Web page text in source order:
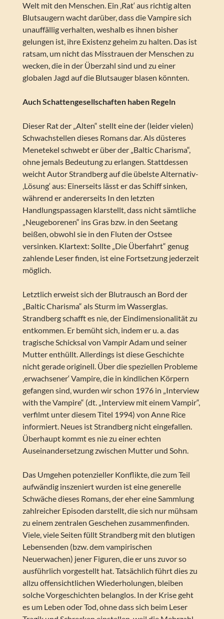
Welt mit den Menschen. Ein ‚Rat‘ aus richtig alten
Blutsaugern wacht darüber, dass die Vampire sich
unauffällig verhalten, weshalb es ihnen bisher
gelungen ist, ihre Existenz geheim zu halten. Das ist
ratsam, um nicht das Misstrauen der Menschen zu
wecken, die in der Überzahl sind und zu einer
globalen Jagd auf die Blutsauger blasen könnten.
Auch Schattengesellschaften haben Regeln
Dieser Rat der „Alten“ stellt eine der (leider vielen)
Schwachstellen dieses Romans dar. Als düsteres
Menetekel schwebt er über der „Baltic Charisma“,
ohne jemals Bedeutung zu erlangen. Stattdessen
weicht Autor Strandberg auf die übelste Alternativ-
‚Lösung‘ aus: Einerseits lässt er das Schiff sinken,
während er andererseits In den letzten
Handlungspassagen klarstellt, dass nicht sämtliche
„Neugeborenen“ ins Gras bzw. in den Seetang
beißen, obwohl sie in den Fluten der Ostsee
versinken. Klartext: Sollte „Die Überfahrt“ genug
zahlende Leser finden, ist eine Fortsetzung jederzeit
möglich.
Letztlich erweist sich der Blutrausch an Bord der
„Baltic Charisma“ als Sturm im Wasserglas.
Strandberg schafft es nie, der Eindimensionalität zu
entkommen. Er bemüht sich, indem er u. a. das
tragische Schicksal von Vampir Adam und seiner
Mutter enthüllt. Allerdings ist diese Geschichte
nicht gerade originell. Über die speziellen Probleme
‚erwachsener‘ Vampire, die in kindlichen Körpern
gefangen sind, wurden wir schon 1976 in „Interview
with the Vampire“ (dt. „Interview mit einem Vampir“,
verfilmt unter diesem Titel 1994) von Anne Rice
informiert. Neues ist Strandberg nicht eingefallen.
Überhaupt kommt es nie zu einer echten
Auseinandersetzung zwischen Mutter und Sohn.
Das Umgehen potenzieller Konflikte, die zum Teil
aufwändig inszeniert wurden ist eine generelle
Schwäche dieses Romans, der eher eine Sammlung
zahlreicher Episoden darstellt, die sich nur mühsam
zu einem zentralen Geschehen zusammenfinden.
Viele, viele Seiten füllt Strandberg mit den blutigen
Lebensenden (bzw. dem vampirischen
Neuerwachen) jener Figuren, die er uns zuvor so
ausführlich vorgestellt hat. Tatsächlich führt dies zu
allzu offensichtlichen Wiederholungen, bleiben
solche Vorgeschichten belanglos. In der Krise geht
es um Leben oder Tod, ohne dass sich beim Leser